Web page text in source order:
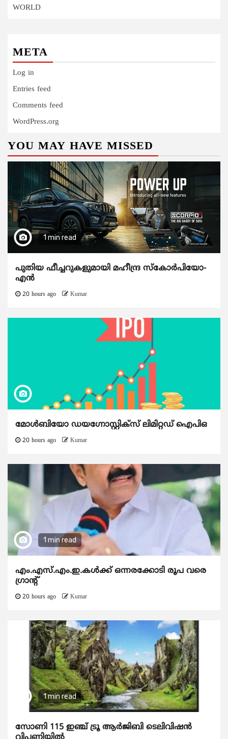
WORLD
META
Log in
Entries feed
Comments feed
WordPress.org
YOU MAY HAVE MISSED
1 min read
പുതിയ ഫീച്ചറുകളുമായി മഹീന്ദ്ര സ്കോർപിയോ-
എൻ
20 hours ago Kumar
മോൾബിയോ ഡയഗ്നോസ്റ്റിക്സ് ലിമിറ്റഡ് ഐപിഒ
20 hours ago Kumar
1 min read
എം.എസ്.എം.ഇ.കൾക്ക് ഒന്നരക്കോടി രൂപ വരെ
ഗ്രാന്റ്
20 hours ago Kumar
1 min read
സോണി 115 ഇഞ്ച് ട്രൂ ആർജിബി ടെലിവിഷൻ